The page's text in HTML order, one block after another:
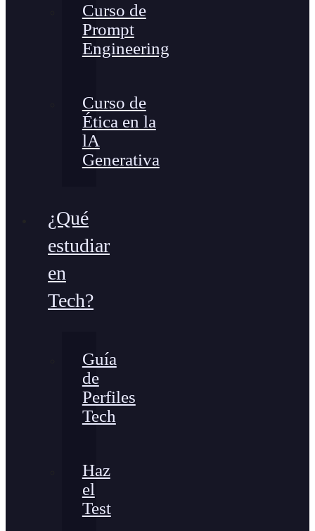
Curso de
Prompt
Engineering
Curso de
Ética en la
lA
Generativa
¿Qué
estudiar
en
Tech?
Guía
de
Perfiles
Tech
Haz
el
Test